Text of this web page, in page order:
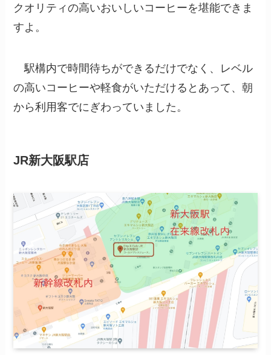
クオリティの高いおいしいコーヒーを堪能できま
すよ。
駅構内で時間待ちができるだけでなく、レベル
の高いコーヒーや軽食がいただけるとあって、朝
から利用客でにぎわっていました。
JR新大阪駅店